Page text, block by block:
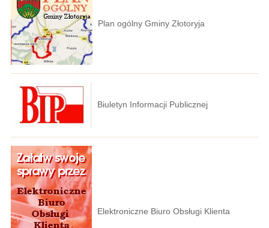
Plan ogólny Gminy Złotoryja
Biuletyn Informacji Publicznej
Elektroniczne Biuro Obsługi Klienta